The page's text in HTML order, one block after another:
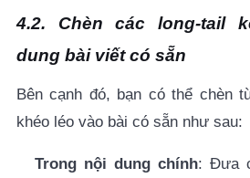
4.2. Chèn các long-tail
dung bài viết có sẵn
Bên cạnh đó, bạn có thể chèn
khéo léo vào bài có sẵn như sau:
Trong nội dung chính: Đưa